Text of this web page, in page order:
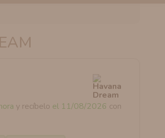
y recíbelo el 11/08/2026 con